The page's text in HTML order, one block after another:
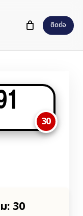
ติดต่อ
30
: 30